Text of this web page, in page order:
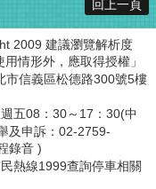
回上一頁
2009 建議瀏覽解析度
情形外，應取得授權」
市信義區松德路300號5樓
五08：30～17：30(中
及申訴：02-2759-
錄音 )
熱線1999查詢停車相關